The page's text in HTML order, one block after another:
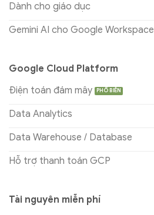
Dành cho giáo dục
Gemini AI cho Google Workspace
Google Cloud Platform
Điện toán đám mây
Data Analytics
Data Warehouse / Database
Hỗ trợ thanh toán GCP
Tài nguyên miễn phí